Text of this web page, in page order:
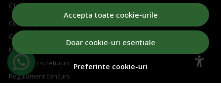
Accepta toate cookie-urile
Doar cookie-uri esentiale
Preferinte cookie-uri
CUM CUMPAR
Cum cumpar
Cosul meu
Metode de plata
Transport si retururi
Regulament concurs